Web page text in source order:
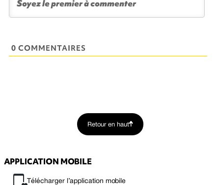
0 COMMENTAIRES
Retour en haut
APPLICATION MOBILE
Télécharger l’application mobile